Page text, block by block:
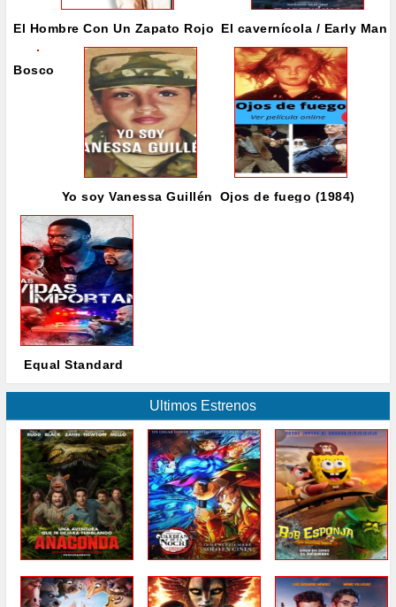
El Hombre Con Un Zapato Rojo El cavernícola / Early Man
Bosco
Yo soy Vanessa Guillén Ojos de fuego (1984)
Equal Standard
Ultimos Estrenos